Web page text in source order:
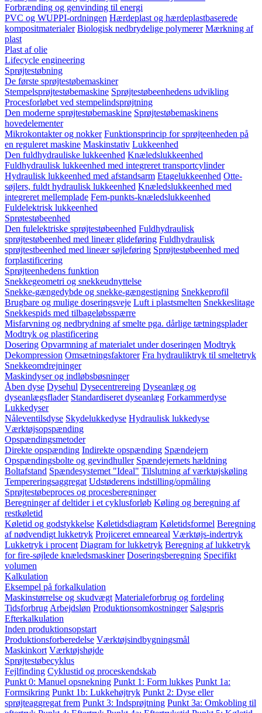
Forbrænding og genvinding til energi
PVC og WUPPI-ordningen Hærdeplast og hærdeplastbaserede
kompositmaterialer Biologisk nedbrydelige polymerer Mærkning af
plast
Plast af olie
Lifecycle engineering
Sprøjtestøbning
De første sprøjtestøbemaskiner
Stempelsprøjtestøbemaskine Sprøjtestøbeenhedens udvikling
Procesforløbet ved stempelindsprøjtning
Den moderne sprøjtestøbemaskine Sprøjtestøbemaskinens
hovedelementer
Mikrokontakter og nokker Funktionsprincip for sprøjteenheden på
en reguleret maskine Maskinstativ Lukkeenhed
Den fuldhydrauliske lukkeenhed Knæledslukkeenhed
Fuldhydraulisk lukkeenhed med integreret transportcylinder
Hydraulisk lukkeenhed med afstandsarm Etagelukkeenhed Otte-
søjlers, fuldt hydraulisk lukkeenhed Knæledslukkeenhed med
integreret mellemplade Fem-punkts-knæledslukkeenhed
Fuldelektrisk lukkeenhed
Sprøtestøbeenhed
Den fulelektriske sprøjtestøbeenhed Fuldhydraulisk
sprøjtestøbeenhed med lineær glideføring Fuldhydraulisk
sprøjtestbeenhed med lineær søjleføring Sprøjtestøbeenhed med
forplastificering
Sprøjteenhedens funktion
Snekkegeometri og snekkeudnyttelse
Snekke-gængedybde og snekke-gængestigning Snekkeprofil
Brugbare og mulige doseringsveje Luft i plastsmelten Snekkeslitage
Snekkespids med tilbageløbsspærre
Misfarvning og nedbrydning af smelte pga. dårlige tætningsplader
Modtryk og plastificering
Dosering Opvarmning af materialet under doseringen Modtryk
Dekompression Omsætningsfaktorer Fra hydrauliktryk til smeltetryk
Snekkeomdrejninger
Maskindyser og indløbsbøsninger
Åben dyse Dysehul Dysecentrereing Dyseanlæg og
dyseanlægsflader Standardiseret dyseanlæg Forkammerdyse
Lukkedyser
Nåleventilsdyse Skydelukkedyse Hydraulisk lukkedyse
Værktøjsopspænding
Opspændingsmetoder
Direkte opspænding Indirekte opspænding Spændejern
Opspændingsbolte og gevindhuller Spændejernets hældning
Boltafstand Spændesystemet "Ideal" Tilslutning af værktøjskøling
Tempereringsaggregat Udstøderens indstilling/opmåling
Sprøjtestøbeproces og procesberegninger
Beregninger af deltider i et cyklusforløb Køling og beregning af
restkøletid
Køletid og godstykkelse Køletidsdiagram Køletidsformel Beregning
af nødvendigt lukketryk Projiceret emneareal Værktøjs-indertryk
Lukketryk i procent Diagram for lukketryk Beregning af lukketryk
for fire-søjlede knæledsmaskiner Doseringsberegning Specifikt
volumen
Kalkulation
Eksempel på forkalkulation
Maskinstørrelse og skudvægt Materialeforbrug og fordeling
Tidsforbrug Arbejdsløn Produktionsomkostninger Salgspris
Efterkalkulation
Inden produktionsopstart
Produktionsforberedelse Værktøjsindbygningsmål
Maskinkort Værktøjshøjde
Sprøjtestøbecyklus
Fejlfinding Cyklustid og proceskendskab
Punkt 0: Manuel opsnekning Punkt 1: Form lukkes Punkt 1a:
Formsikring Punkt 1b: Lukkehøjtryk Punkt 2: Dyse eller
sprøjteaggregat frem Punkt 3: Indsprøjtning Punkt 3a: Omkobling til